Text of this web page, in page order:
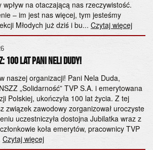
na otaczającą nas rzeczywistość.
– im jest nas więcej, tym jesteśmy
Młodych już dziś i bu... Czytaj więcej
100 lat Pani Neli Dudy!
naszej organizacji! Pani Nela Duda,
„Solidarność” TVP S.A. i emerytowana
Polskiej, ukończyła 100 lat życia. Z tej
związek zawodowy zorganizował uroczyste
uczestniczyła dostojna Jubilatka wraz z
koła emerytów, pracownicy TVP
Czytaj więcej